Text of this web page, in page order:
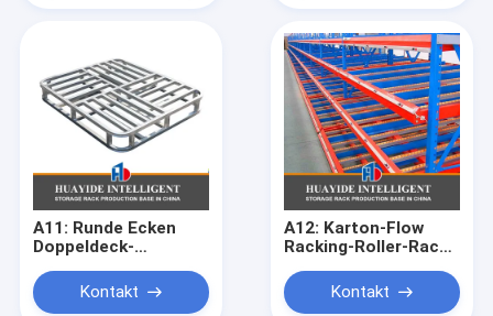
Materialien
A11: Runde Ecken
Doppeldeck-
Lagerlager
Metallpaletten
Kontakt
A12: Karton-Flow
Racking-Roller-Rack
Racking-Roller-
Fahrständer
Kontakt